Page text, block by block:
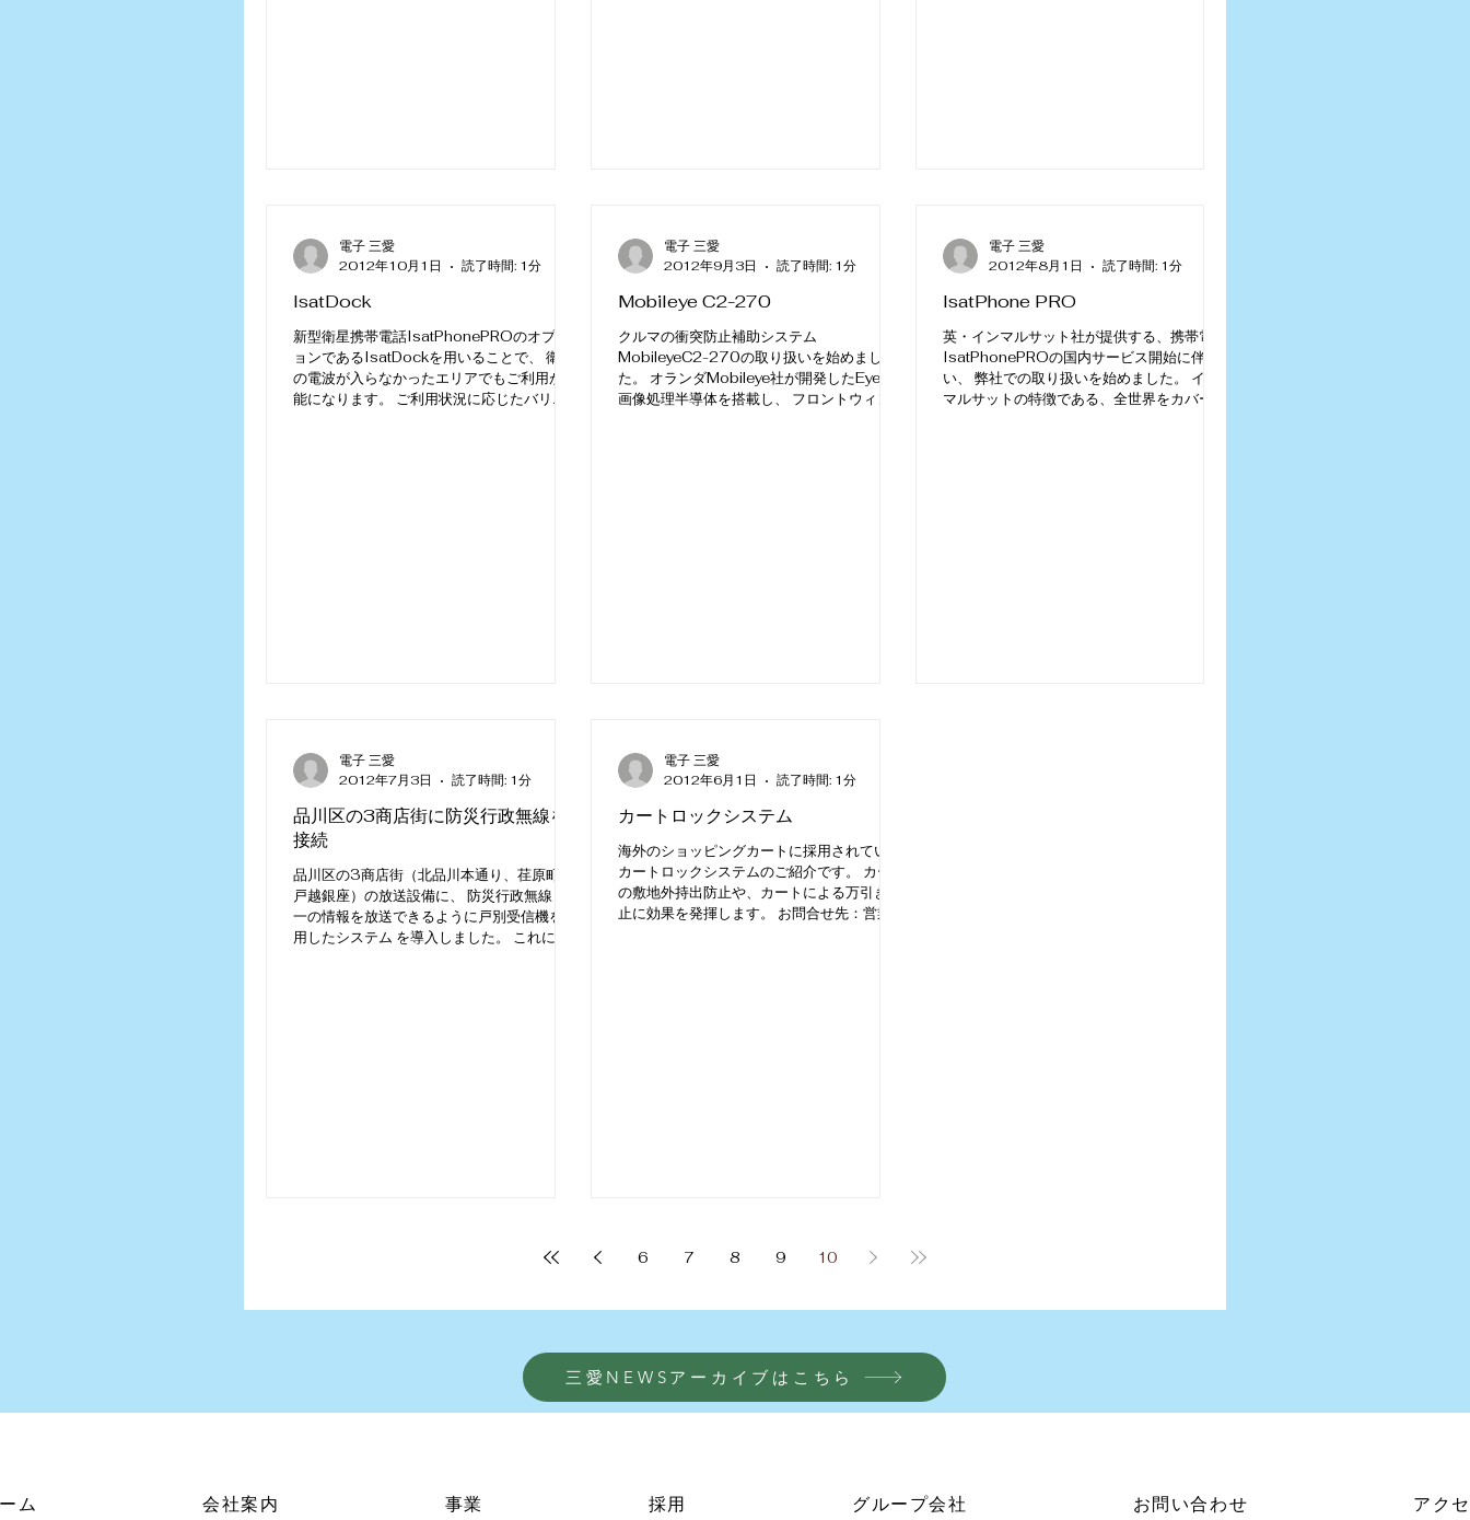
IsatDock
新型衛星携帯電話IsatPhonePROのオプシ
ョンであるIsatDockを用いることで、 衛星
の電波が入らなかったエリアでもご利用が可
能になります。 ご利用状況に応じたバリエー
電子 三愛
2012年10月1日
読了時間: 1分
Mobileye C2-270
クルマの衝突防止補助システム
MobileyeC2-270の取り扱いを始めまし
た。 オランダMobileye社が開発したEyeQ2
画像処理半導体を搭載し、 フロントウィンド
電子 三愛
2012年9月3日
読了時間: 1分
IsatPhone PRO
英・インマルサット社が提供する、携帯電話
IsatPhonePROの国内サービス開始に伴
い、 弊社での取り扱いを始めました。 イン
マルサットの特徴である、全世界をカバーす
電子 三愛
2012年8月1日
読了時間: 1分
品川区の3商店街に防災行政無線を
接続
品川区の3商店街（北品川本通り、荏原町、
戸越銀座）の放送設備に、 防災行政無線と同
一の情報を放送できるように戸別受信機を応
用したシステム を導入しました。 これによ
電子 三愛
2012年7月3日
読了時間: 1分
カートロックシステム
海外のショッピングカートに採用されている
カートロックシステムのご紹介です。 カート
の敷地外持出防止や、カートによる万引き防
止に効果を発揮します。 お問合せ先：営業技
電子 三愛
2012年6月1日
読了時間: 1分
6 7 8 9 10
三愛NEWSアーカイブはこちら
ム 会社案内 事業 採用 グループ会社 お問い合わせ アク